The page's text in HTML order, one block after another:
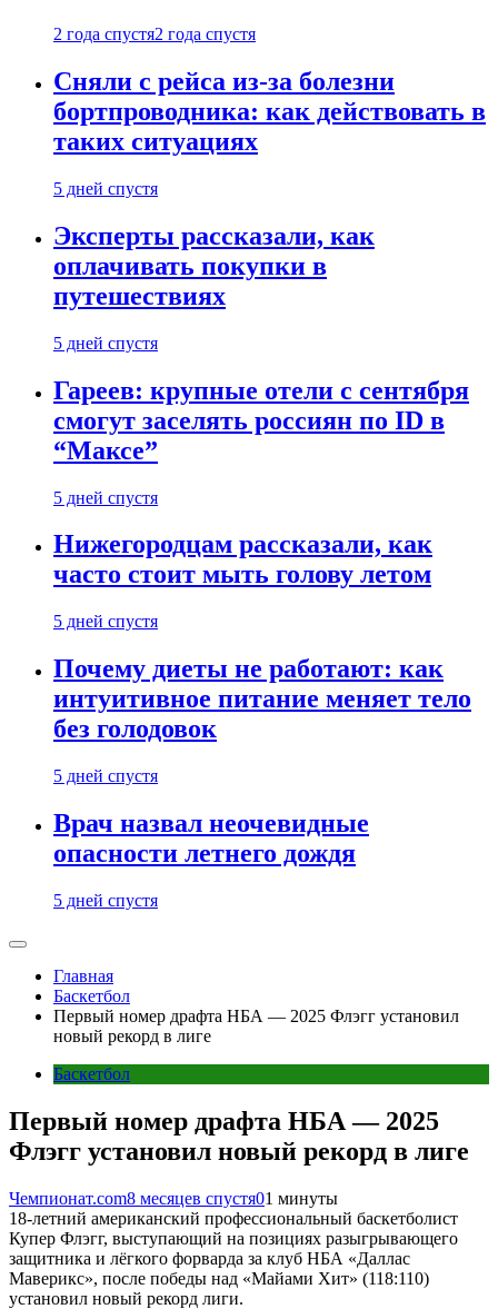
2 года спустя2 года спустя
Сняли с рейса из-за болезни
бортпроводника: как действовать в
таких ситуациях
5 дней спустя
Эксперты рассказали, как
оплачивать покупки в
путешествиях
5 дней спустя
Гареев: крупные отели с сентября
смогут заселять россиян по ID в
“Максе”
5 дней спустя
Нижегородцам рассказали, как
часто стоит мыть голову летом
5 дней спустя
Почему диеты не работают: как
интуитивное питание меняет тело
без голодовок
5 дней спустя
Врач назвал неочевидные
опасности летнего дождя
5 дней спустя
Главная
Баскетбол
Первый номер драфта НБА — 2025 Флэгг установил
новый рекорд в лиге
Баскетбол
Первый номер драфта НБА — 2025
Флэгг установил новый рекорд в лиге
Чемпионат.com8 месяцев спустя01 минуты
18-летний американский профессиональный баскетболист
Купер Флэгг, выступающий на позициях разыгрывающего
защитника и лёгкого форварда за клуб НБА «Даллас
Маверикс», после победы над «Майами Хит» (118:110)
установил новый рекорд лиги.